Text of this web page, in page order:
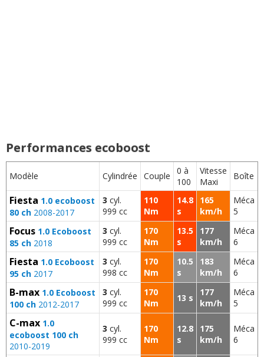
Performances ecoboost
Modèle Cylindrée Couple
0 à
100
Vitesse
Maxi
Boîte
Fiesta 1.0 ecoboost
80 ch 2008-2017
3 cyl.
999 cc
110
Nm
14.8
s
165
km/h
Méca
5
Focus 1.0 Ecoboost
85 ch 2018
3 cyl.
999 cc
170
Nm
13.5
s
177
km/h
Méca
6
Fiesta 1.0 Ecoboost
95 ch 2017
3 cyl.
998 cc
170
Nm
10.5
s
183
km/h
Méca
6
B-max 1.0 Ecoboost
100 ch 2012-2017
3 cyl.
999 cc
170
Nm
13 s
177
km/h
Méca
5
C-max 1.0
ecoboost 100 ch
2010-2019
3 cyl.
999 cc
170
Nm
12.8
s
175
km/h
Méca
6